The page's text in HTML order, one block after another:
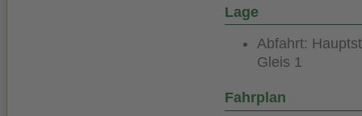
Lage
Abfahrt:
Gleis 1
Fahrplan